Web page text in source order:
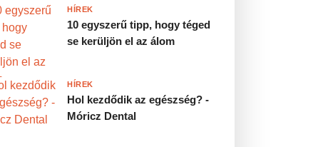
10 egyszerű tipp, hogy téged
se kerüljön el az álom
HÍREK
Hol kezdődik az egészség? -
Móricz Dental
HÍREK